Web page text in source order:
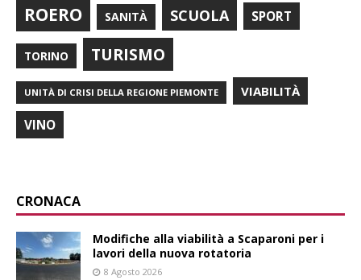
ROERO SANITÀ SCUOLA SPORT
TORINO TURISMO
UNITÀ DI CRISI DELLA REGIONE PIEMONTE VIABILITÀ
VINO
CRONACA
Modifiche alla viabilità a Scaparoni per i
lavori della nuova rotatoria
8 Agosto 2026